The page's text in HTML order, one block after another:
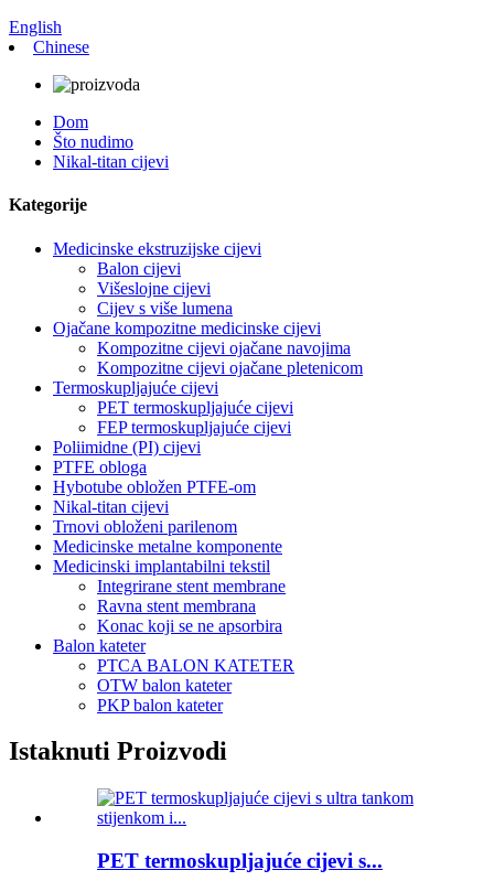
English
Chinese
Dom
Što nudimo
Nikal-titan cijevi
Kategorije
Medicinske ekstruzijske cijevi
Balon cijevi
Višeslojne cijevi
Cijev s više lumena
Ojačane kompozitne medicinske cijevi
Kompozitne cijevi ojačane navojima
Kompozitne cijevi ojačane pletenicom
Termoskupljajuće cijevi
PET termoskupljajuće cijevi
FEP termoskupljajuće cijevi
Poliimidne (PI) cijevi
PTFE obloga
Hybotube obložen PTFE-om
Nikal-titan cijevi
Trnovi obloženi parilenom
Medicinske metalne komponente
Medicinski implantabilni tekstil
Integrirane stent membrane
Ravna stent membrana
Konac koji se ne apsorbira
Balon kateter
PTCA BALON KATETER
OTW balon kateter
PKP balon kateter
Istaknuti Proizvodi
PET termoskupljajuće cijevi s...